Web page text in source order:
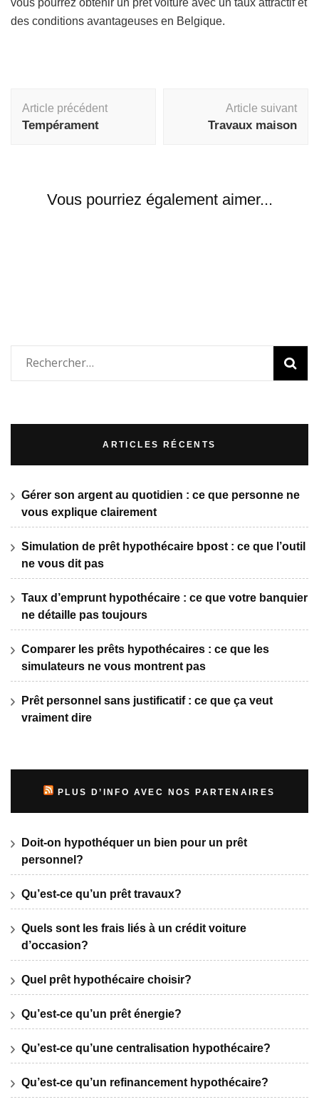
vous pourrez obtenir un prêt voiture avec un taux attractif et
des conditions avantageuses en Belgique.
d'article
Article précédent
Tempérament
Article suivant
Travaux maison
Vous pourriez également aimer...
Rechercher :
ARTICLES RÉCENTS
Gérer son argent au quotidien : ce que personne ne
vous explique clairement
Simulation de prêt hypothécaire bpost : ce que l’outil
ne vous dit pas
Taux d’emprunt hypothécaire : ce que votre banquier
ne détaille pas toujours
Comparer les prêts hypothécaires : ce que les
simulateurs ne vous montrent pas
Prêt personnel sans justificatif : ce que ça veut
vraiment dire
PLUS D’INFO AVEC NOS PARTENAIRES
Doit-on hypothéquer un bien pour un prêt
personnel?
Qu’est-ce qu’un prêt travaux?
Quels sont les frais liés à un crédit voiture
d’occasion?
Quel prêt hypothécaire choisir?
Qu’est-ce qu’un prêt énergie?
Qu’est-ce qu’une centralisation hypothécaire?
Qu’est-ce qu’un refinancement hypothécaire?